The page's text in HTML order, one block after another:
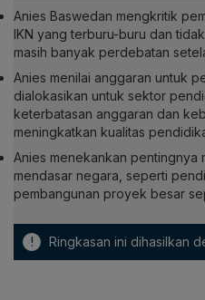
Anies Baswedan mengkritik
IKN yang terburu-buru dan
masih banyak perdebatan
Anies menilai anggaran untuk
dialokasikan untuk sektor
keterbatasan anggaran dan
meningkatkan kualitas
Anies menekankan pentingnya
mendasar negara, seperti
pembangunan proyek besar
! Ringkasan ini dihasilkan